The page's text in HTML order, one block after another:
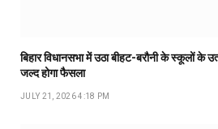
बिहार विधानसभा में उठा बीहट-बरौनी के स्कूलों के
जल्द होगा फैसला
JULY 21, 2026 4:18 PM